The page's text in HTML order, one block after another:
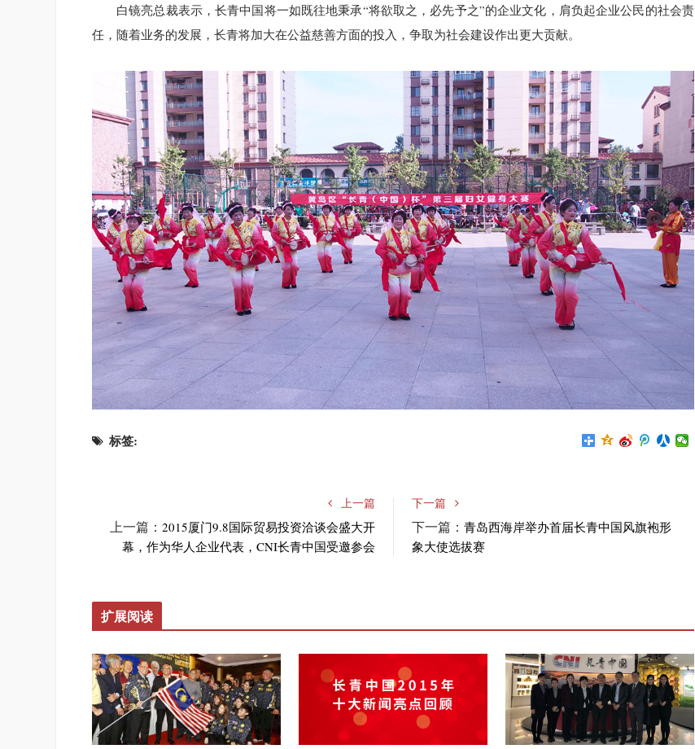
白镜亮总裁表示，长青中国将一如既往地秉承“将欲取之，必先予之”的企业文化，肩负起企业公民的社会责
任，随着业务的发展，长青将加大在公益慈善方面的投入，争取为社会建设作出更大贡献。
标签:
上一篇
上一篇： 2015厦门9.8国际贸易投资洽谈会盛大开
幕，作为华人企业代表，CNI长青中国受邀参会
下一篇
下一篇： 青岛西海岸举办首届长青中国风旗袍形
象大使选拔赛
扩展阅读